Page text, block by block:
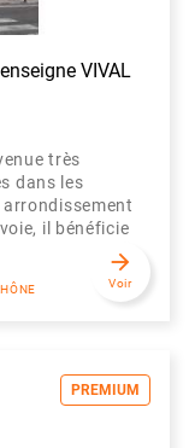
VIVAL
très
dans les
il bénéficie
arrow_forward
Voir
PREMIUM